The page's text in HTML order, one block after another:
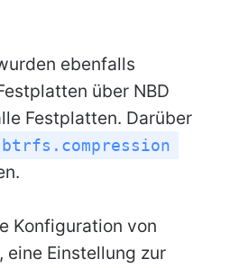
ebenfalls
über NBD
Festplatten. Darüber
btrfs.compression
Konfiguration von
eine Einstellung zur